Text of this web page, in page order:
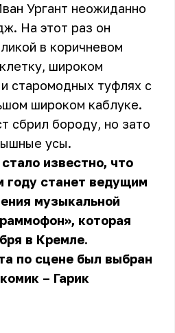
Ургант неожиданно
На этот раз он
в коричневом
широком
старомодных туфлях с
широком каблуке.
сбрил бороду, но зато
усы.
известно, что
году станет ведущим
музыкальной
которая
в Кремле.
по сцене был выбран
– Гарик